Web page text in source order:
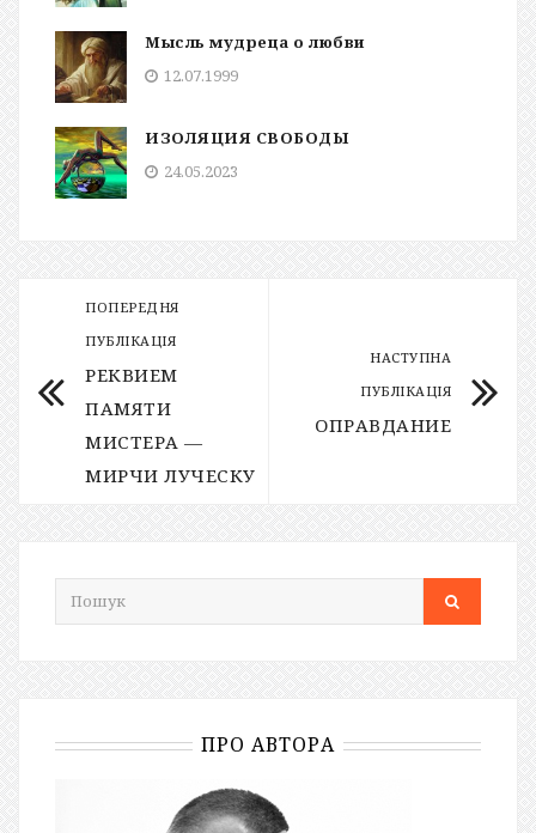
Мысль мудреца о любви
12.07.1999
ИЗОЛЯЦИЯ СВОБОДЫ
24.05.2023
ПОПЕРЕДНЯ
ПУБЛІКАЦІЯ
РЕКВИЕМ
ПАМЯТИ
МИСТЕРА —
МИРЧИ ЛУЧЕСКУ
НАСТУПНА
ПУБЛІКАЦІЯ
ОПРАВДАНИЕ
ПРО АВТОРА